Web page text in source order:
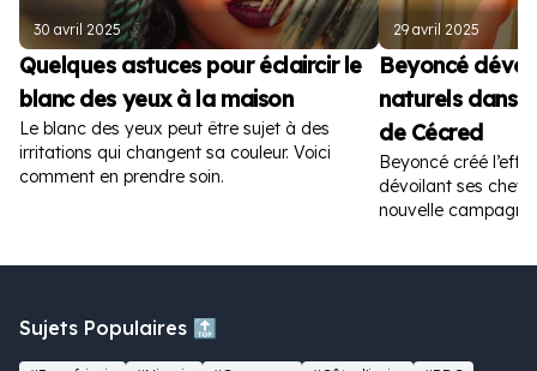
30 avril 2025
Quelques astuces pour éclaircir le
blanc des yeux à la maison
Le blanc des yeux peut être sujet à des
irritations qui changent sa couleur. Voici
comment en prendre soin.
29 avril 2025
Beyoncé
naturels dans
de Cécred
Beyoncé créé
dévoilant ses
nouvelle
Sujets Populaires 🔝